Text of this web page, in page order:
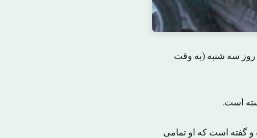
روز سه شنبه (به وقت
است.
و گفته است که او تمامی